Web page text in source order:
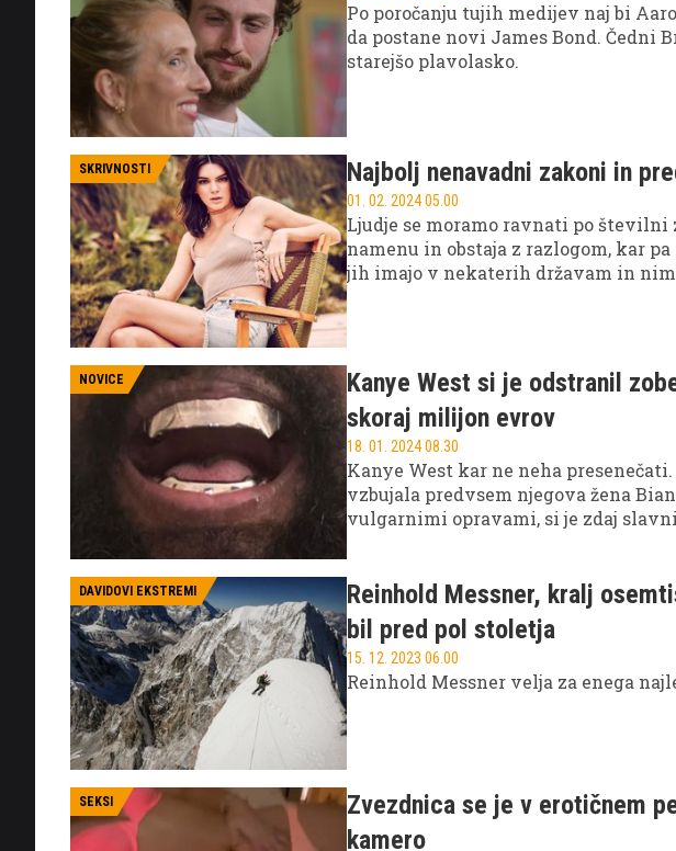
Po poročanju tujih medijev naj bi
da postane novi James Bond. Čedni
starejšo plavolasko.
SKRIVNOSTI Najbolj nenavadni zakoni in
01. 02. 2024 05.00
Ljudje se moramo ravnati po
namenu in obstaja z razlogom, kar
jih imajo v nekaterih državam in
NOVICE
Kanye West si je odstranil
skoraj milijon evrov
18. 01. 2024 08.30
Kanye West kar ne neha
vzbujala predvsem njegova žena
vulgarnimi opravami, si je zdaj
DAVIDOVI EKSTREMI
Reinhold Messner, kralj
bil pred pol stoletja
15. 12. 2023 06.00
Reinhold Messner velja za enega
SEKSI
Zvezdnica se je v erotičnem
kamero